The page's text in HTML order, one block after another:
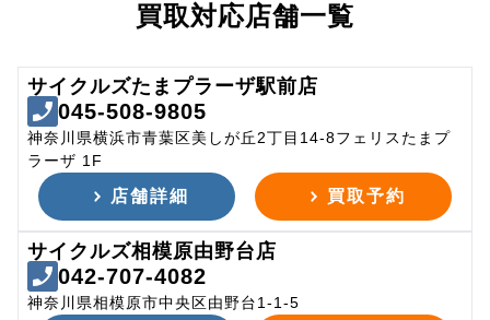
買取対応店舗一覧
サイクルズたまプラーザ駅前店
045-508-9805
神奈川県横浜市青葉区美しが丘2丁目14-8フェリスたまプ
ラーザ 1F
店舗詳細 買取予約
サイクルズ相模原由野台店
042-707-4082
神奈川県相模原市中央区由野台1-1-5